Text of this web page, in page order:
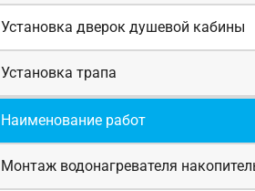
Установка дверок душевой кабины
Установка трапа
Наименование работ
Монтаж водонагревателя